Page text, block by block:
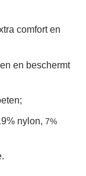
comfort en
en beschermt
nylon, 7%